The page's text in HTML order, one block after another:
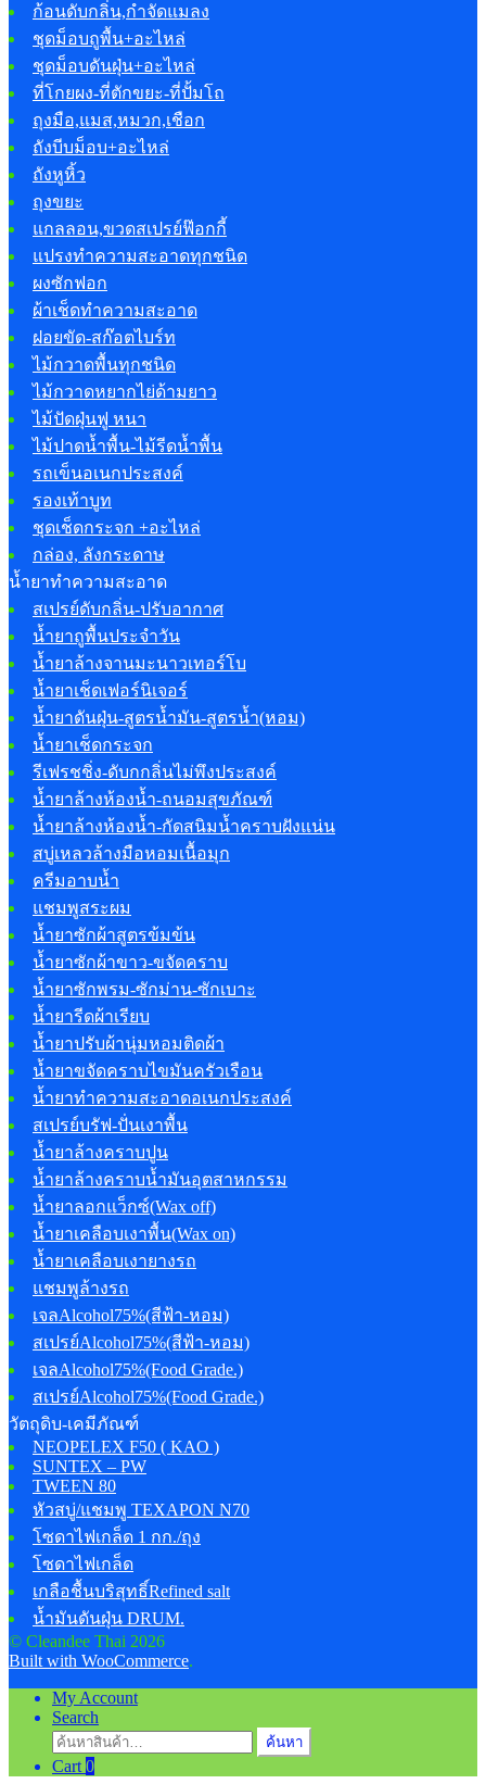
ก้อนดับกลิ่น,กำจัดแมลง
ชุดม็อบถูพื้น+อะไหล่
ชุดม็อบดันฝุ่น+อะไหล่
ที่โกยผง-ที่ตักขยะ-ที่ปั้มโถ
ถุงมือ,แมส,หมวก,เชือก
ถังบีบม็อบ+อะไหล่
ถังหูหิ้ว
ถุงขยะ
แกลลอน,ขวดสเปรย์ฟ๊อกกี้
แปรงทำความสะอาดทุกชนิด
ผงซักฟอก
ผ้าเช็ดทำความสะอาด
ฝอยขัด-สก๊อตไบร์ท
ไม้กวาดพื้นทุกชนิด
ไม้กวาดหยากไย่ด้ามยาว
ไม้ปัดฝุ่นฟู หนา
ไม้ปาดน้ำพื้น-ไม้รีดน้ำพื้น
รถเข็นอเนกประสงค์
รองเท้าบูท
ชุดเช็ดกระจก +อะไหล่
กล่อง, ลังกระดาษ
น้ำยาทำความสะอาด
สเปรย์ดับกลิ่น-ปรับอากาศ
น้ำยาถูพื้นประจำวัน
น้ำยาล้างจานมะนาวเทอร์โบ
น้ำยาเช็ดเฟอร์นิเจอร์
น้ำยาดันฝุ่น-สูตรน้ำมัน-สูตรน้ำ(หอม)
น้ำยาเช็ดกระจก
รีเฟรชชิ่ง-ดับกกลิ่นไม่พึงประสงค์
น้ำยาล้างห้องน้ำ-ถนอมสุขภัณฑ์
น้ำยาล้างห้องน้ำ-กัดสนิมน้ำคราบฝังแน่น
สบู่เหลวล้างมือหอมเนื้อมุก
ครีมอาบน้ำ
แชมพูสระผม
น้ำยาซักผ้าสูตรข้มข้น
น้ำยาซักผ้าขาว-ขจัดคราบ
น้ำยาซักพรม-ซักม่าน-ซักเบาะ
น้ำยารีดผ้าเรียบ
น้ำยาปรับผ้านุ่มหอมติดผ้า
น้ำยาขจัดคราบไขมันครัวเรือน
น้ำยาทำความสะอาดอเนกประสงค์
สเปรย์บรัฟ-ปั่นเงาพื้น
น้ำยาล้างคราบปูน
น้ำยาล้างคราบน้ำมันอุตสาหกรรม
น้ำยาลอกแว็กซ์(Wax off)
น้ำยาเคลือบเงาพื้น(Wax on)
น้ำยาเคลือบเงายางรถ
แชมพูล้างรถ
เจลAlcohol75%(สีฟ้า-หอม)
สเปรย์Alcohol75%(สีฟ้า-หอม)
เจลAlcohol75%(Food Grade.)
สเปรย์Alcohol75%(Food Grade.)
วัตถุดิบ-เคมีภัณฑ์
NEOPELEX F50 ( KAO )
SUNTEX – PW
TWEEN 80
หัวสบู่/แชมพู TEXAPON N70
โซดาไฟเกล็ด 1 กก./ถุง
โซดาไฟเกล็ด
เกลือชื้นบริสุทธิ์Refined salt
น้ำมันดันฝุ่น DRUM.
© Cleandee Thai 2026
Built with WooCommerce.
My Account
Search
ค้นหา:
ค้นหา
Cart 0